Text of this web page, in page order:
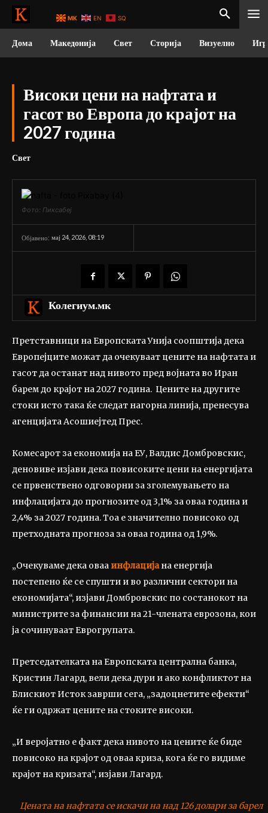
Дома Македонија Свет Сторија Визуелно
Високи цени на нафтата и
гасот во Европа до крајот на
2027 година
Свет
Фото: Пиксабеј
Објавено: мај 24, 2026, 08:19
Колегиум.мк
Претставници на Европската Унија соопштија дека
Европејците можат да очекуваат цените на нафтата и
гасот да останат над нивото пред војната во Иран
барем до крајот на 2027 година. Цените на другите
стоки исто така ќе следат нагорна линија, пренесува
агенцијата Асошиејтед Прес.
Комесарот за економија на ЕУ, Валдис Домбровскис,
деновиве изјави дека повисоките цени на енергијата
се првенствено одговорни за зголемувањето на
инфлацијата до прогнозите од 3,1% за оваа година и
2,4% за 2027 година. Тоа е значително повисоко од
претходната прогноза за оваа година од 1,9%.
„Очекуваме дека оваа инфлацијана енергија
постепено ќе се спушти и во различни сектори на
економијата“, изјави Домбровскис по состанокот на
министрите за финансии на 21-члената еврозона, кои
ја сочинуваат Еврогрупата.
Претседателката на Европската централна банка,
Кристин Лагард, вели дека дури и ако конфликтот на
Блискиот Исток заврши сега, „задоцнетите ефекти“
ќе ги одржат цените на стоките високи.
„И веројатно е факт дека нивото на цените ќе биде
повисоко на крајот од оваа криза, кога ќе го видиме
крајот на кризата“, изјави Лагард.
Цената на нафтата се искачи на над 126 долари за барел
MK EN SQ